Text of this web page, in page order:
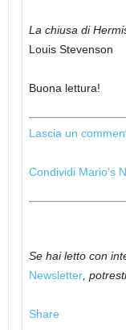
La chiusa di
Louis Stevenson
Buona lettura!
Lascia un
Condividi Mario’s
Se hai letto con
Newsletter ,
Share